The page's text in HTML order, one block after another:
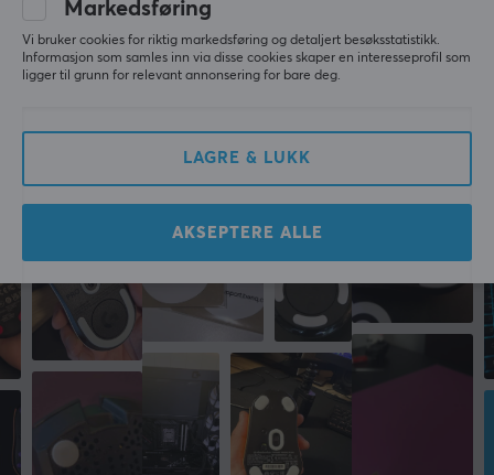
Corepad Skatez til Universal Use - Dots 0.85mm
last yr.
Mer fra vårt fellesskap
Markedsføring
Vi bruker cookies for riktig markedsføring og detaljert besøksstatistikk.
Informasjon som samles inn via disse cookies skaper en interesseprofil som
ligger til grunn for relevant annonsering for bare deg.
LAGRE & LUKK
AKSEPTERE ALLE